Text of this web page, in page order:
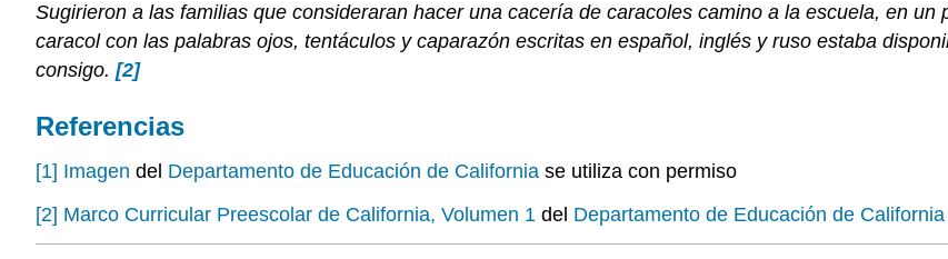
Sugirieron a las familias que consideraran hacer una cacería de caracoles camino a la escuela, en
caracol con las palabras ojos, tentáculos y caparazón escritas en español, inglés y ruso estaba
consigo. [2]
Referencias
[1] Imagen del Departamento de Educación de California se utiliza con permiso
[2] Marco Curricular Preescolar de California, Volumen 1 del Departamento de Educación de California